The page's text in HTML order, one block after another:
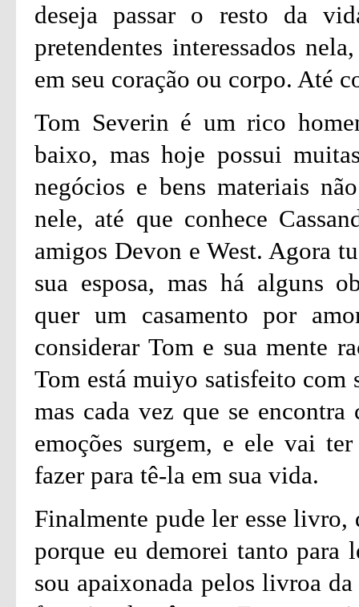
deseja passar o resto da
pretendentes interessados
em seu coração ou corpo. Até
Tom Severin é um rico
baixo, mas hoje possui
negócios e bens materiais
nele, até que conhece
amigos Devon e West. Agora
sua esposa, mas há alguns
quer um casamento por
considerar Tom e sua mente
Tom está muiyo satisfeito com
mas cada vez que se encontra
emoções surgem, e ele vai
fazer para tê-la em sua vida.
Finalmente pude ler esse livro,
porque eu demorei tanto para
sou apaixonada pelos livroa